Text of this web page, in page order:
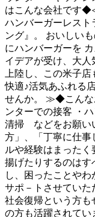
はこんな会社です
ハンバーガーレスト
ング』。 おいしい
にハンバーガーを
イデアが受け、大人
上陸し、この米子
快適♪活気あふれる
せんか。 ≫◆こんな
ンターでの接客 ・
清掃 などをお願い
方」、「丁寧に仕事
ルや経験はまった
揚げたりするのはす
し、困ったことや
サポ－トさせていた
社会復帰という方
の方も活躍されてい